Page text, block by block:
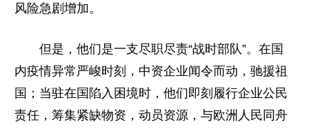
风险急剧增加。
但是，他们是一支尽职尽责“战时部队”。在国
内疫情异常严峻时刻，中资企业闻令而动，驰援祖
国；当驻在国陷入困境时，他们即刻履行企业公民
责任，筹集紧缺物资，动员资源，与欧洲人民同舟